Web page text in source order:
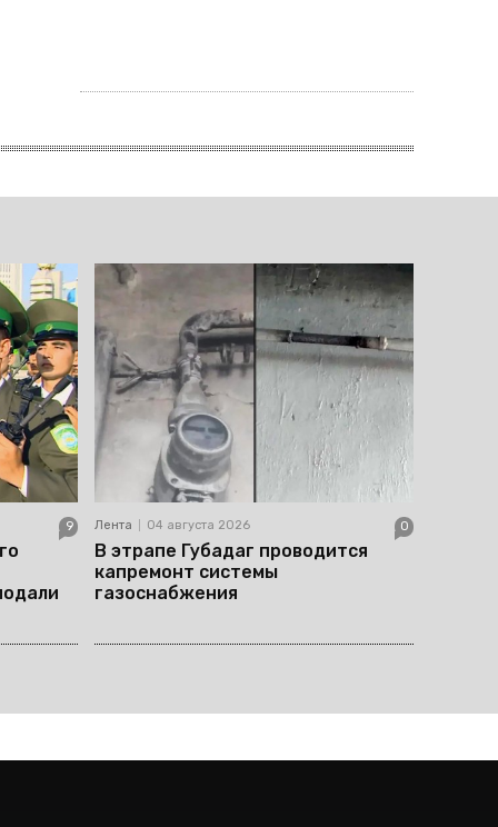
9 Лента 04 августа 2026 0
В этрапе Губадаг проводится
капремонт системы
газоснабжения